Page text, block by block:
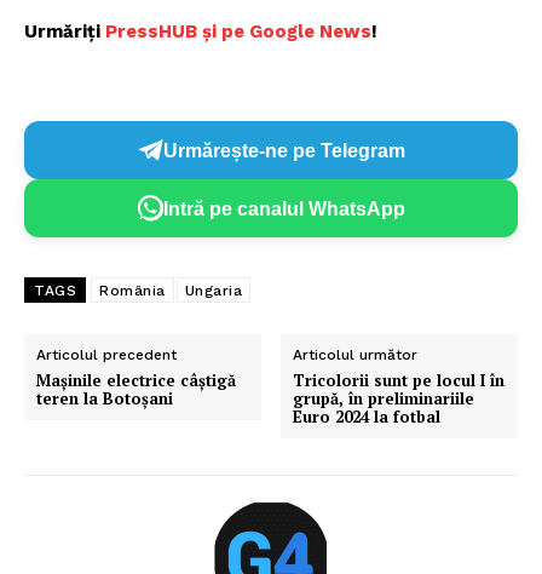
Urmăriți PressHUB și pe Google News!
Urmărește-ne pe Telegram
Intră pe canalul WhatsApp
TAGS România Ungaria
Articolul precedent
Maşinile electrice câştigă
teren la Botoşani
Articolul următor
Tricolorii sunt pe locul I în
grupă, în preliminariile
Euro 2024 la fotbal